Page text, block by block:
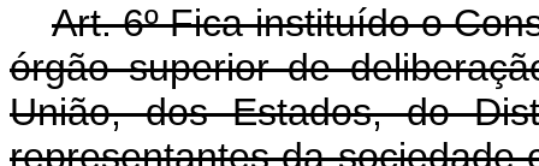
Art. 6º Fica instituído o
órgão superior de
União, dos Estados, do
representantes da sociedade